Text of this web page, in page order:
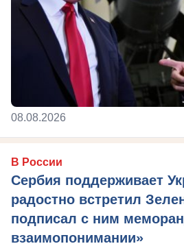
08.08.2026
В России
Сербия поддерживает
радостно встретил
подписал с ним
взаимопонимании»